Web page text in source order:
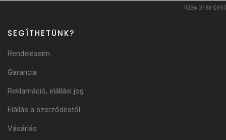
R236 D163 Q157
SEGÍTHETÜNK?
Rendeléseim
Garancia
Reklamáció, elállási jog
Elállás a szerződéstől
Vásárlás